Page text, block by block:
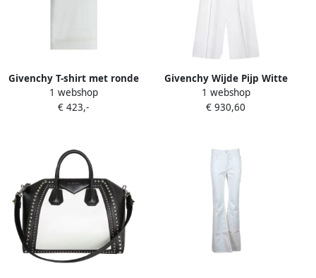
Givenchy T-shirt met ronde
hals en print op de
voorkant White Dames
1 webshop
€ 423,-
Givenchy Wijde Pijp Witte
Broek White Heren
1 webshop
€ 930,60